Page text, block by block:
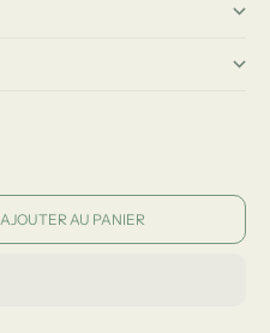
AJOUTER AU PANIER